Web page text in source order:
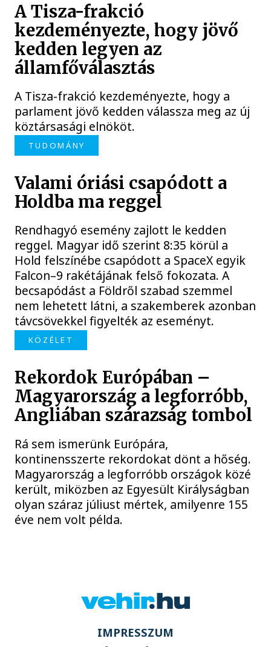
A Tisza-frakció
kezdeményezte, hogy jövő
kedden legyen az
államfőválasztás
A Tisza-frakció kezdeményezte, hogy a
parlament jövő kedden válassza meg az új
köztársasági elnököt.
TUDOMÁNY
Valami óriási csapódott a
Holdba ma reggel
Rendhagyó esemény zajlott le kedden
reggel. Magyar idő szerint 8:35 körül a
Hold felszínébe csapódott a SpaceX egyik
Falcon–9 rakétájának felső fokozata. A
becsapódást a Földről szabad szemmel
nem lehetett látni, a szakemberek azonban
távcsövekkel figyelték az eseményt.
KÖZÉLET
Rekordok Európában –
Magyarország a legforróbb,
Angliában szárazság tombol
Rá sem ismerünk Európára,
kontinensszerte rekordokat dönt a hőség.
Magyarország a legforróbb országok közé
került, miközben az Egyesült Királyságban
olyan száraz júliust mértek, amilyenre 155
éve nem volt példa.
IMPRESSZUM